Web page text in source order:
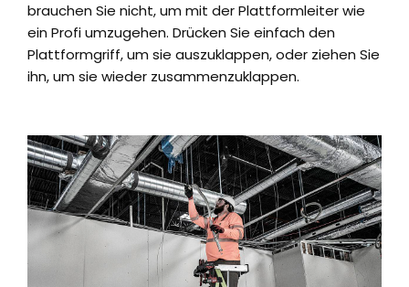
brauchen Sie nicht, um mit der Plattformleiter wie
ein Profi umzugehen. Drücken Sie einfach den
Plattformgriff, um sie auszuklappen, oder ziehen Sie
ihn, um sie wieder zusammenzuklappen.